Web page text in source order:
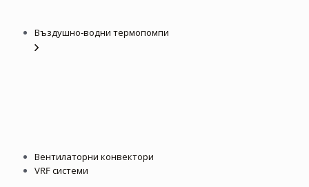
Въздушно-водни термопомпи
Вентилаторни конвектори
VRF системи